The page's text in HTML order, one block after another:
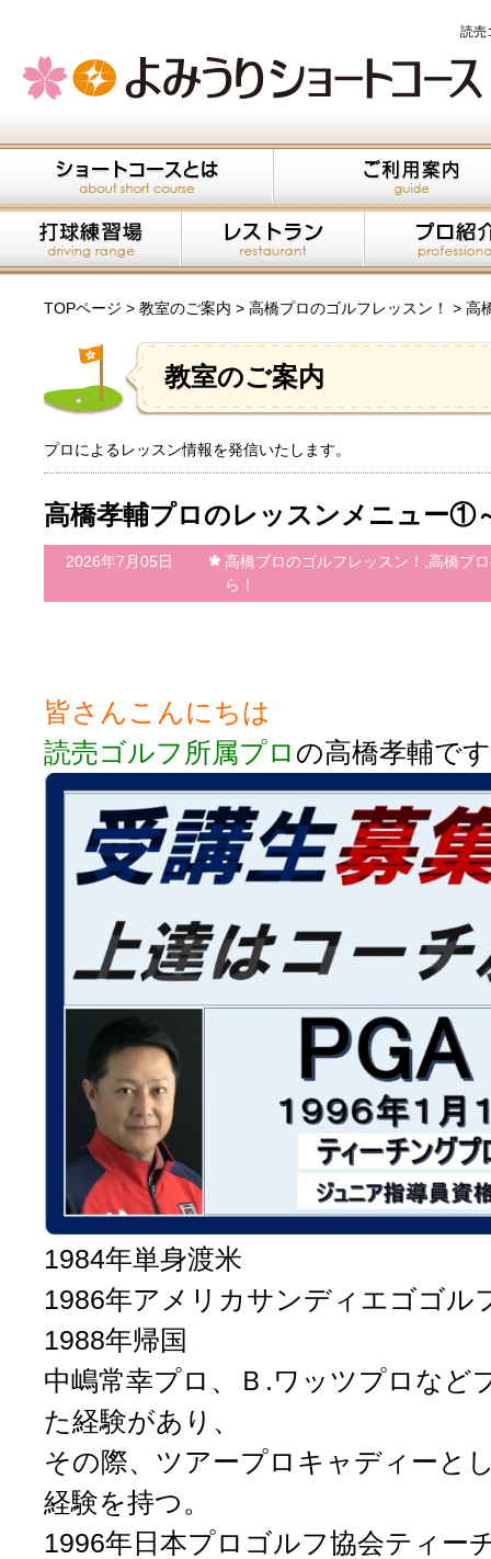
読売
TOPページ 教室のご案内 高橋プロのゴルフレッスン！ 高
教室のご案内
プロによるレッスン情報を発信いたします。
高橋孝輔プロのレッスンメニュー①
2026年7月05日
高橋プロのゴルフレッスン！,高橋プ
ら！
皆さんこんにちは
読売ゴルフ所属プロ の高橋孝輔です
1984年単身渡米
1986年アメリカサンディエゴゴル
1988年帰国
中嶋常幸プロ、Ｂ.ワッツプロなど
た経験があり、
その際、ツアープロキャディーと
経験を持つ。
1996年日本プロゴルフ協会ティー